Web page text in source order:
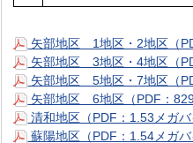
矢部地区 1地区・2地区（
矢部地区 3地区・4地区（
矢部地区 5地区・7地区（
矢部地区 6地区（PDF：
清和地区（PDF：1.53メガ
蘇陽地区（PDF：1.54メガ